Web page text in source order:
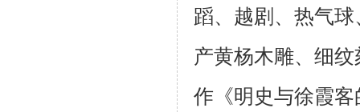
蹈、越剧、热气
产黄杨木雕、细
作《明史与徐霞